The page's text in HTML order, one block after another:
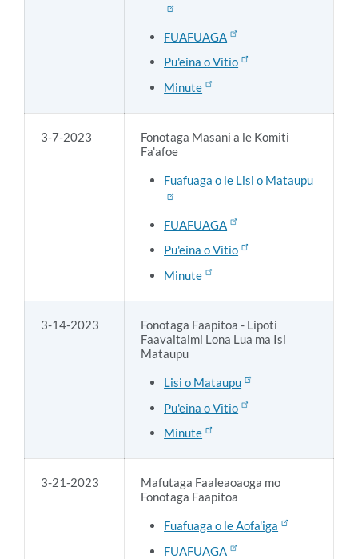
FUAFUAGA
Pu'eina o Vitio
Minute
3-7-2023
Fonotaga Masani a le Komiti
Fa'afoe
Fuafuaga o le Lisi o Mataupu
FUAFUAGA
Pu'eina o Vitio
Minute
3-14-2023
Fonotaga Faapitoa - Lipoti
Faavaitaimi Lona Lua ma Isi
Mataupu
Lisi o Mataupu
Pu'eina o Vitio
Minute
3-21-2023
Mafutaga Faaleaoaoga mo
Fonotaga Faapitoa
Fuafuaga o le Aofa'iga
FUAFUAGA